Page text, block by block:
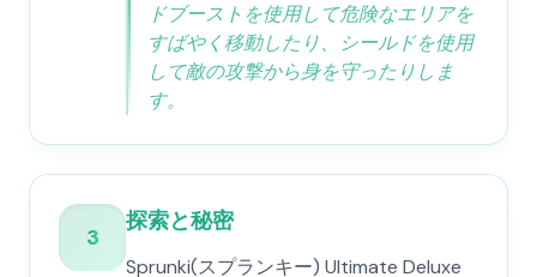
ドブーストを使用して危険なエリアを
すばやく移動したり、シールドを使用
して敵の攻撃から身を守ったりしま
す。
3
探索と秘密
Sprunki(スプランキー) Ultimate Deluxe